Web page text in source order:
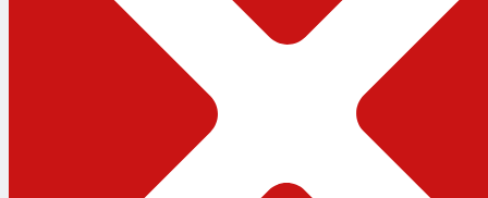
বিশেষ প্রতিবেদন